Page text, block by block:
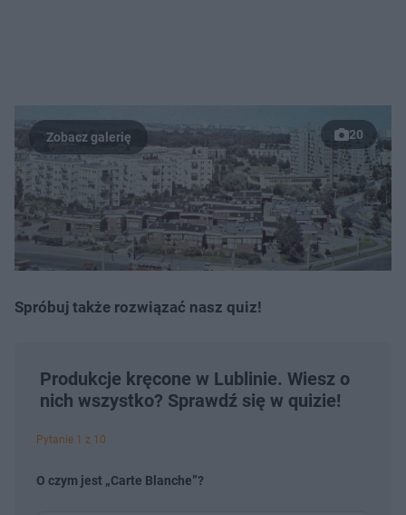
20
Spróbuj także rozwiązać nasz quiz!
Produkcje kręcone w Lublinie. Wiesz o
nich wszystko? Sprawdź się w quizie!
Pytanie 1 z 10
O czym jest „Carte Blanche”?